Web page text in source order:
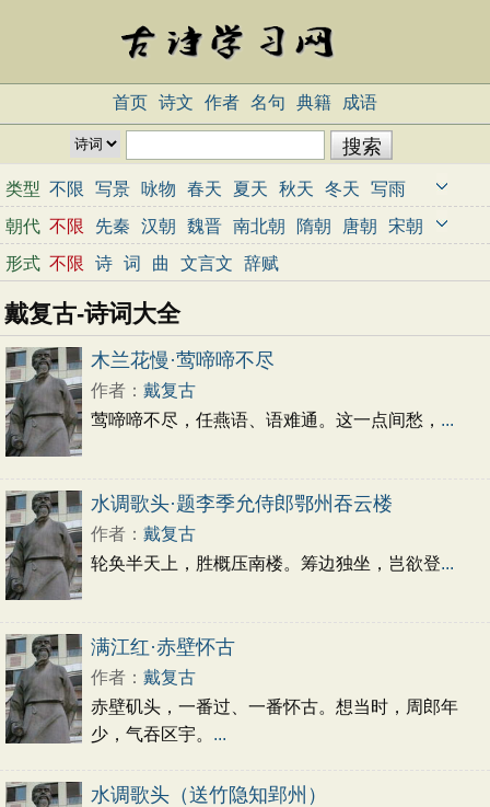
首页 诗文 作者 名句 典籍 成语
类型 不限 写景 咏物 春天 夏天 秋天 冬天
写雨
写雪
写风 写花 梅花 荷花 菊花 柳树
月亮
山水 写山 写水 长江 黄河 儿童 写鸟
写马
田园 边塞 地名 抒情 爱国 离别 送别 思乡
思念 爱情 励志
母亲 友情 战争 读书 惜时 婉约 豪放 诗经
民谣
节日 春节 元宵节 寒食节
端午节
七夕节 中秋节
咏史怀古
宋词精选 小学古诗 初中古诗
初中文言文 高中文言文
古诗十九首
唐诗三百首
古诗三百首
朝代 不限 先秦 汉朝 魏晋 南北朝 隋朝 唐朝
宋朝
元朝
明朝 清朝 近代 当代
形式 不限 诗 词 曲 文言文 辞赋
戴复古-诗词大全
木兰花慢·莺啼啼不尽
作者： 戴复古
莺啼啼不尽，任燕语、语难通。这一点间愁， ...
水调歌头·题李季允侍郎鄂州吞云楼
作者： 戴复古
轮奂半天上，胜概压南楼。筹边独坐，岂欲登...
满江红·赤壁怀古
作者： 戴复古
赤壁矶头，一番过、一番怀古。想当时，周郎年
少，气吞区宇。 ...
水调歌头（送竹隐知郢州）